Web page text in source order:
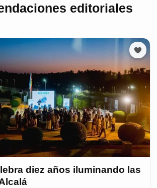
editoriales
diez años iluminando las